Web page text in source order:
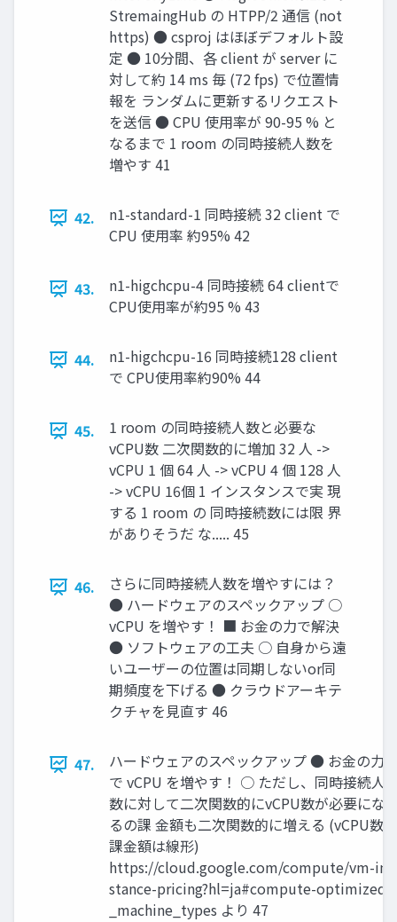
StremaingHub の HTPP/2 通信 (not
https) ● csproj はほぼデフォルト設
定 ● 10分間、各 client が server に
対して約 14 ms 毎 (72 fps) で位置情
報を ランダムに更新するリクエスト
を送信 ● CPU 使用率が 90-95 % と
なるまで 1 room の同時接続人数を
増やす 41
42.
n1-standard-1 同時接続 32 client で
CPU 使用率 約95% 42
43.
n1-higchcpu-4 同時接続 64 clientで
CPU使用率が約95 % 43
44.
n1-higchcpu-16 同時接続128 client
で CPU使用率約90% 44
45.
1 room の同時接続人数と必要な
vCPU数 二次関数的に増加 32 人 ->
vCPU 1 個 64 人 -> vCPU 4 個 128 人
-> vCPU 16個 1 インスタンスで実 現
する 1 room の 同時接続数には限 界
がありそうだ な..... 45
46.
さらに同時接続人数を増やすには？
● ハードウェアのスペックアップ ○
vCPU を増やす！ ■ お金の力で解決
● ソフトウェアの工夫 ○ 自身から遠
いユーザーの位置は同期しないor同
期頻度を下げる ● クラウドアーキテ
クチャを見直す 46
47.
ハードウェアのスペックアップ ● お金の力
で vCPU を増やす！ ○ ただし、同時接続人
数に対して二次関数的にvCPU数が必要にな
るの課 金額も二次関数的に増える (vCPU数と
課金額は線形)
https://cloud.google.com/compute/vm-in
stance-pricing?hl=ja#compute-optimized
_machine_types より 47